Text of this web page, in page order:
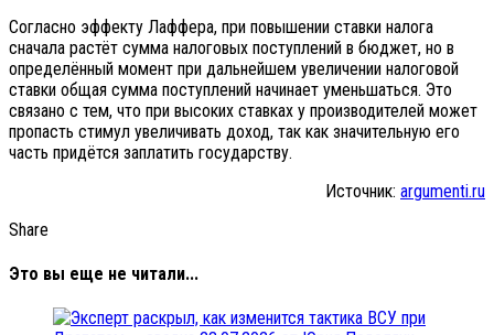
Согласно эффекту Лаффера, при повышении ставки налога
сначала растёт сумма налоговых поступлений в бюджет, но в
определённый момент при дальнейшем увеличении налоговой
ставки общая сумма поступлений начинает уменьшаться. Это
связано с тем, что при высоких ставках у производителей может
пропасть стимул увеличивать доход, так как значительную его
часть придётся заплатить государству.
Источник: argumenti.ru
Share
Это вы еще не читали...